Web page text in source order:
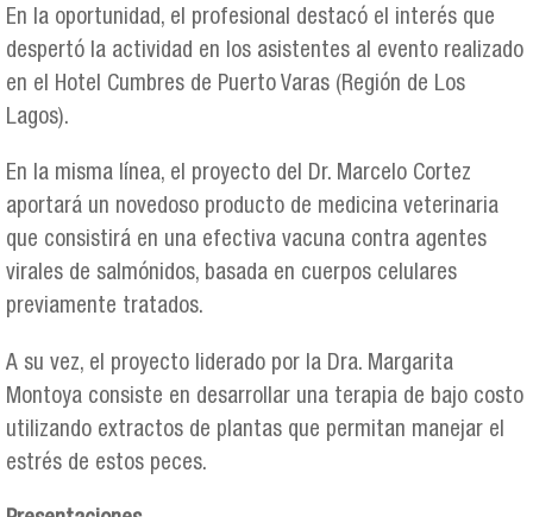
En la oportunidad, el profesional destacó el interés que
despertó la actividad en los asistentes al evento realizado
en el Hotel Cumbres de Puerto Varas (Región de Los
Lagos).
En la misma línea, el proyecto del Dr. Marcelo Cortez
aportará un novedoso producto de medicina veterinaria
que consistirá en una efectiva vacuna contra agentes
virales de salmónidos, basada en cuerpos celulares
previamente tratados.
A su vez, el proyecto liderado por la Dra. Margarita
Montoya consiste en desarrollar una terapia de bajo costo
utilizando extractos de plantas que permitan manejar el
estrés de estos peces.